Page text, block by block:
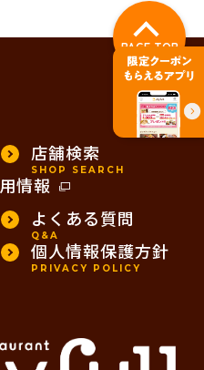
PAGE TOP
店舗検索
SHOP SEARCH
情報
よくある質問
Q&A
個人情報保護方針
PRIVACY POLICY